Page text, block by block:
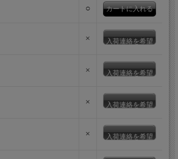
○
× 入荷連絡を希望
× 入荷連絡を希望
× 入荷連絡を希望
× 入荷連絡を希望